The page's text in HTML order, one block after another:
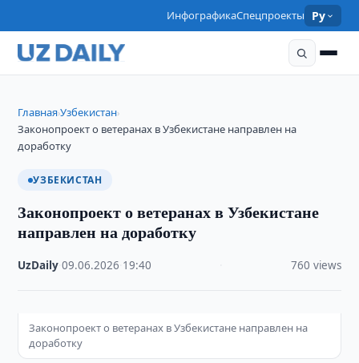
ИнфографикаСпецпроекты Ру
Главная›Узбекистан›
Законопроект о ветеранах в Узбекистане направлен на
доработку
УЗБЕКИСТАН
Законопроект о ветеранах в Узбекистане
направлен на доработку
UzDaily ·09.06.2026 19:40 760 views
Законопроект о ветеранах в Узбекистане направлен на
доработку